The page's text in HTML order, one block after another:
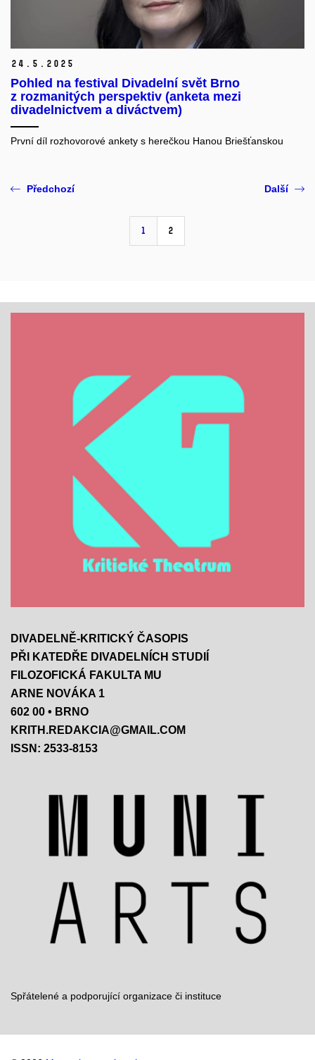
24. 5. 2025
Pohled na festival Divadelní svět Brno
z rozmanitých perspektiv (anketa mezi
divadelnictvem a diváctvem)
První díl rozhovorové ankety s herečkou Hanou Briešťanskou
Předchozí
1 2
Další
DIVADELNĚ-KRITICKÝ ČASOPIS
PŘI KATEDŘE DIVADELNÍCH STUDIÍ
FILOZOFICKÁ FAKULTA MU
ARNE NOVÁKA 1
602 00 • BRNO
KRITH.REDAKCIA@GMAIL.COM
ISSN: 2533-8153
Spřátelené a podporující organizace či instituce